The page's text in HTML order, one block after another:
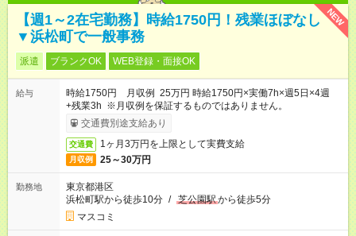
NEW
【週1～2在宅勤務】時給1750円！残業ほぼなし
▼浜松町で一般事務
派遣 ブランクOK WEB登録・面接OK
給与
時給1750円 月収例 25万円 時給1750円×実働7h×週5日×4週
+残業3h ※月収例を保証するものではありません。
交通費別途支給あり
交通費 1ヶ月3万円を上限として実費支給
月収例 25～30万円
勤務地
東京都港区
浜松町駅から徒歩10分 / 芝公園駅から徒歩5分
マスコミ